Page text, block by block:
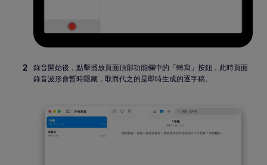
錄音開始後，點擊播放頁面頂部功能欄中的「轉寫」按鈕，此時頁面
錄音波形會暫時隱藏，取而代之的是即時生成的逐字稿。